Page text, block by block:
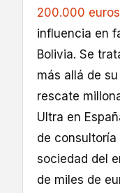
200.000 euros
influencia en
Bolivia. Se
más allá de
rescate
Ultra en
de consultoría
sociedad del
de miles de